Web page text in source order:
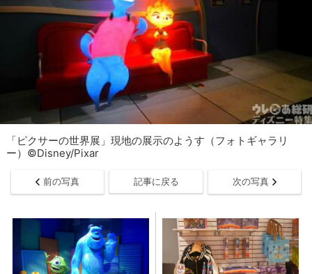
「ピクサーの世界展」現地の展示のようす（フォトギャラリ
ー）©Disney/Pixar
前の写真 記事に戻る 次の写真